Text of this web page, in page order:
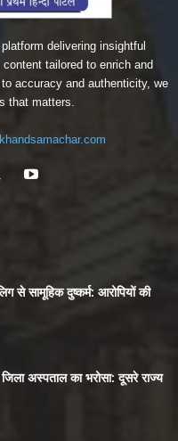
delivering insightful
tailored to enrich and
accuracy and authenticity, we
that matters.
से सामूहिक दुष्कर्म: आरोपियों की
अस्पताल का भरोसा: दूसरे राज्य